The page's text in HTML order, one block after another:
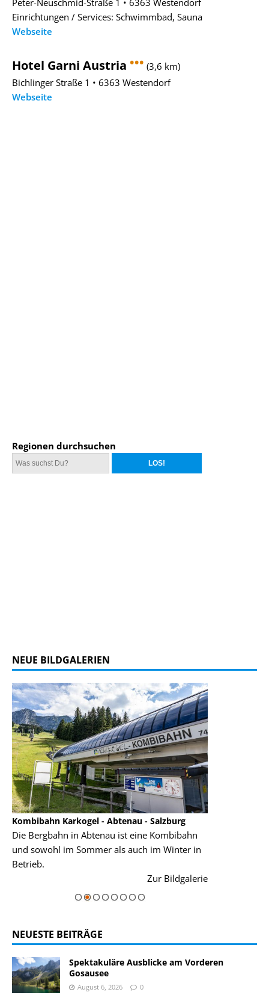
Einrichtungen / Services: Schwimmbad, Sauna
Webseite
Hotel Garni Austria ••• (3,6 km)
Bichlinger Straße 1 • 6363 Westendorf
Webseite
Regionen durchsuchen
NEUE BILDGALERIEN
Kombibahn Karkogel - Abtenau - Salzburg
Die Bergbahn in Abtenau ist eine Kombibahn
und sowohl im Sommer als auch im Winter in
Betrieb.
Zur Bildgalerie
NEUESTE BEITRÄGE
Spektakuläre Ausblicke am Vorderen
Gosausee
August 6, 2026 0